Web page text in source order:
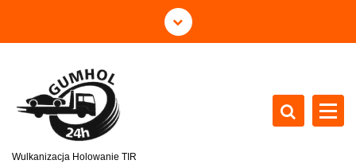
Wulkanizacja Holowanie TIR